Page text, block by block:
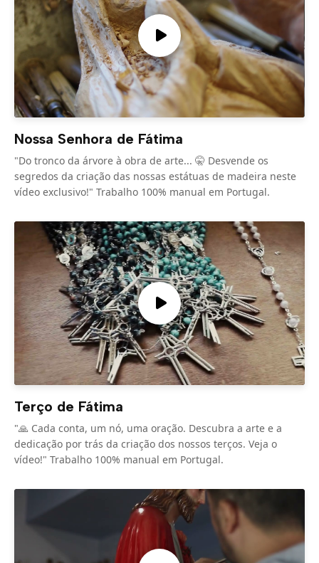
Nossa Senhora de Fátima
"Do tronco da árvore à obra de arte... 🤫 Desvende os
segredos da criação das nossas estátuas de madeira neste
vídeo exclusivo!" Trabalho 100% manual em Portugal.
Terço de Fátima
"🙏 Cada conta, um nó, uma oração. Descubra a arte e a
dedicação por trás da criação dos nossos terços. Veja o
vídeo!" Trabalho 100% manual em Portugal.